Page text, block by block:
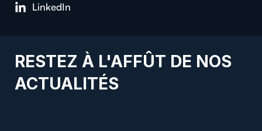
LinkedIn
RESTEZ À L'AFFÛT DE NOS
ACTUALITÉS